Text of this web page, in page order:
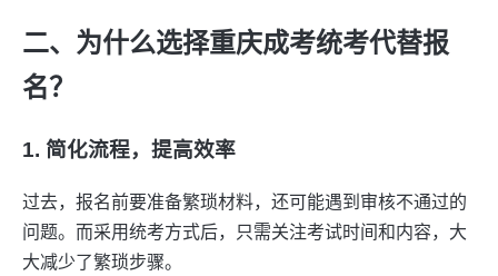
二、为什么选择重庆成考统考代替报
名？
1. 简化流程，提高效率
过去，报名前要准备繁琐材料，还可能遇到审核不通过的
问题。而采用统考方式后，只需关注考试时间和内容，大
大减少了繁琐步骤。